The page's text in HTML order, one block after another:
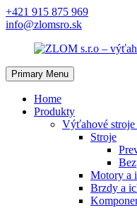
Skip
to
+421 915 875 969
info@zlomsro.sk
Primary Menu
Home
Produkty
Výťahové stroje
Stroje
Motory a
Brzdy a